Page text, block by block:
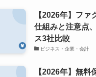
【2026年】ファ
仕組みと注意点
ス3社比較
ビジネス・企業・会計
【2026年】無料